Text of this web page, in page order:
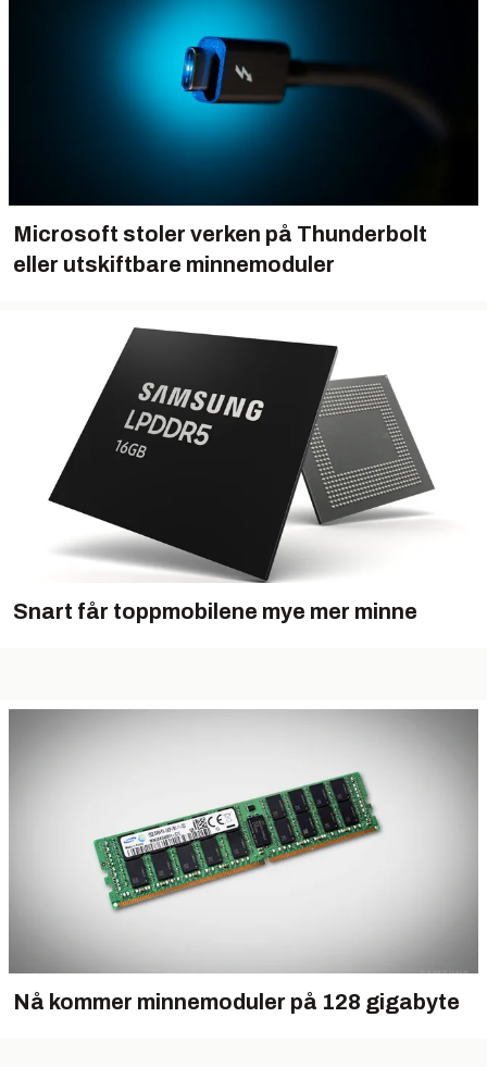
Microsoft stoler verken på Thunderbolt
eller utskiftbare minnemoduler
Snart får toppmobilene mye mer minne
Nå kommer minnemoduler på 128 gigabyte